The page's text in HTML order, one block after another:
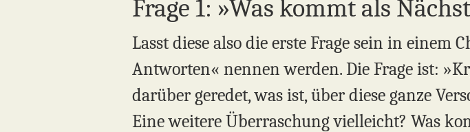
Frage 1: »Was kommt als
Lasst diese also die erste Frage sein in
Antworten« nennen werden. Die Frage ist:
darüber geredet, was ist, über diese ganze
Eine weitere Überraschung vielleicht? Was